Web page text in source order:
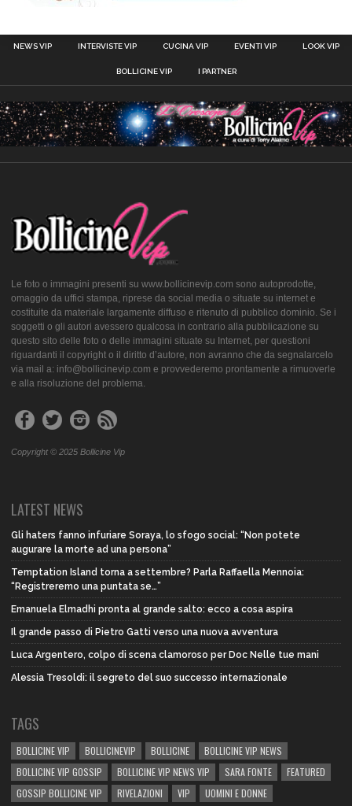
NEWS VIP INTERVISTE VIP CUCINA VIP EVENTI VIP LOOK VIP
BOLLICINE VIP I PARTNER
Le foto o immagini presenti su www.bollicinevip.com sono autoprodotte,
omaggio da uffici stampa, riprese da social media o situate su internet e
costituite da materiale largamente diffuso e ritenuto di pubblico dominio. Se i
soggetti o gli autori avessero qualcosa in contrario alla pubblicazione su
questo sito delle foto o delle immagini situate su Internet, per questioni
riguardanti il copyright o il diritto d’autore, non avranno che da segnalarcelo
via mail a: info@bollicinevip.com e provvederemo prontamente a rimuoverle
e alla risoluzione del problema.
Copyright © 2025 Bollicine Vip
LATEST NEWS
Gli haters fanno infuriare Soraya, lo sfogo social: “Non potete
augurare la morte ad una persona”
Temptation Island torna a settembre? Parla Raffaella Mennoia:
“Registreremo una puntata se…”
Emanuela Elmadhi pronta al grande salto: ecco a cosa aspira
Il grande passo di Pietro Gatti verso una nuova avventura
Luca Argentero, colpo di scena clamoroso per Doc Nelle tue mani
Alessia Tresoldi: il segreto del suo successo internazionale
TAGS
BOLLICINE VIP BOLLICINEVIP BOLLICINE
BOLLICINE VIP NEWS
BOLLICINE VIP GOSSIP
BOLLICINE VIP NEWS VIP SARA FONTE
FEATURED
GOSSIP BOLLICINE VIP
RIVELAZIONI VIP UOMINI E DONNE